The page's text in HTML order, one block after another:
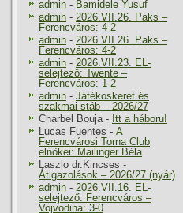
admin - Bamidele Yusuf
admin - 2026.VII.26. Paks –
Ferencváros: 4-2
admin - 2026.VII.26. Paks –
Ferencváros: 4-2
admin - 2026.VII.23. EL-
selejtező: Twente –
Ferencváros: 1-2
admin - Játékoskeret és
szakmai stáb – 2026/27
Charbel Bouja- Itt a háboru!
Lucas Fuentes - A
Ferencvárosi Torna Club
elnökei: Mailinger Béla
Laszlo dr.Kincses -
Átigazolások – 2026/27 (nyár)
admin - 2026.VII.16. EL-
selejtező: Ferencváros –
Vojvodina: 3-0